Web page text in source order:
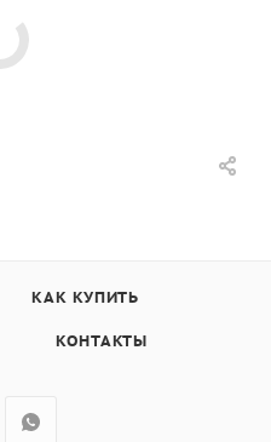
КАК КУПИТЬ
КОНТАКТЫ